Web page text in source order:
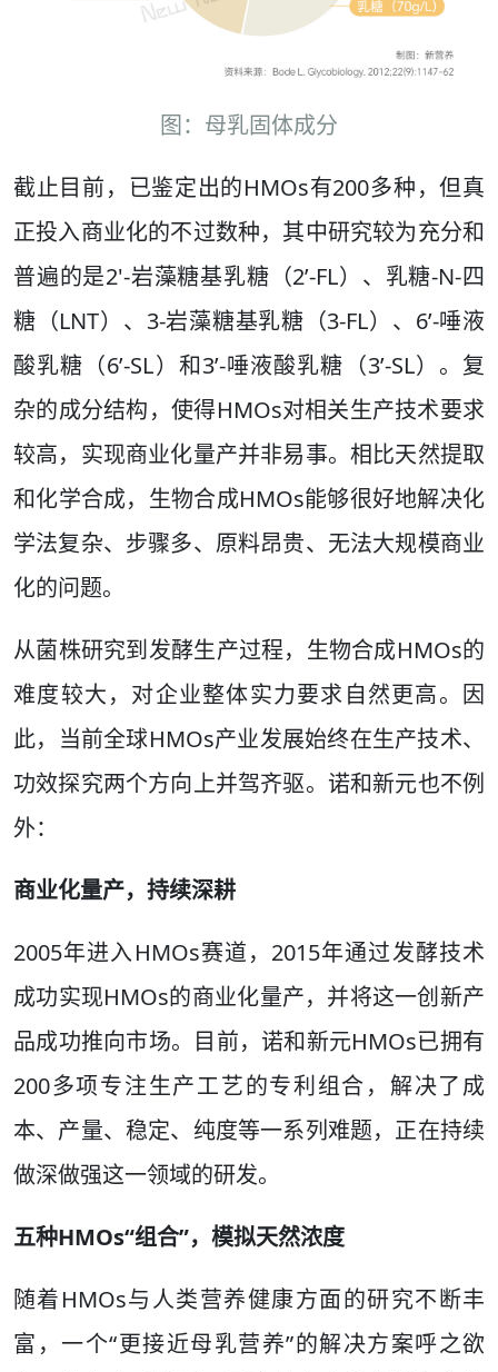
图：母乳固体成分
截止目前，已鉴定出的HMOs有200多种，但真
正投入商业化的不过数种，其中研究较为充分和
普遍的是2'-岩藻糖基乳糖（2’-FL）、乳糖-N-四
糖（LNT）、3-岩藻糖基乳糖（3-FL）、6’-唾液
酸乳糖（6’-SL）和3’-唾液酸乳糖（3’-SL）。复
杂的成分结构，使得HMOs对相关生产技术要求
较高，实现商业化量产并非易事。相比天然提取
和化学合成，生物合成HMOs能够很好地解决化
学法复杂、步骤多、原料昂贵、无法大规模商业
化的问题。
从菌株研究到发酵生产过程，生物合成HMOs的
难度较大，对企业整体实力要求自然更高。因
此，当前全球HMOs产业发展始终在生产技术、
功效探究两个方向上并驾齐驱。诺和新元也不例
外：
商业化量产，持续深耕
2005年进入HMOs赛道，2015年通过发酵技术
成功实现HMOs的商业化量产，并将这一创新产
品成功推向市场。目前，诺和新元HMOs已拥有
200多项专注生产工艺的专利组合，解决了成
本、产量、稳定、纯度等一系列难题，正在持续
做深做强这一领域的研发。
五种HMOs“组合”，模拟天然浓度
随着HMOs与人类营养健康方面的研究不断丰
富，一个“更接近母乳营养”的解决方案呼之欲